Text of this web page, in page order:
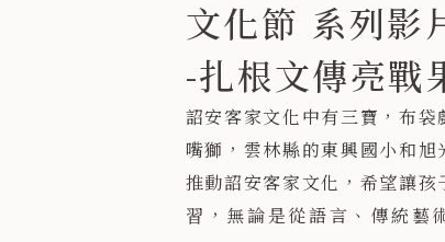
文化節 系列影
-扎根文傳亮戰
詔安客家文化中有三寶，布袋
嘴獅，雲林縣的東興國小和旭
推動詔安客家文化，希望讓孩
習，無論是從語言、傳統藝